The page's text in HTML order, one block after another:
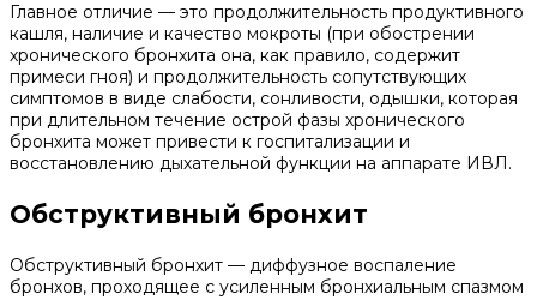
Главное отличие — это продолжительность продуктивного
кашля, наличие и качество мокроты (при обострении
хронического бронхита она, как правило, содержит
примеси гноя) и продолжительность сопутствующих
симптомов в виде слабости, сонливости, одышки, которая
при длительном течение острой фазы хронического
бронхита может привести к госпитализации и
восстановлению дыхательной функции на аппарате ИВЛ.
Обструктивный бронхит
Обструктивный бронхит — диффузное воспаление
бронхов, проходящее с усиленным бронхиальным спазмом